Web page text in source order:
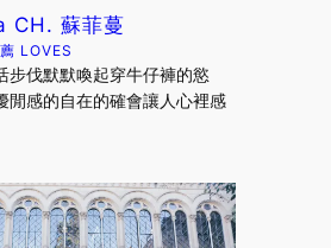
CH. 蘇菲蔓
LOVES
步伐默默喚起穿牛仔褲的慾
閒感的自在的確會讓人心裡感